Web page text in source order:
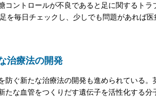
ントロールが不良であると足に関するトラ
を毎日チェックし、少しでも問題があれば
治療法の開発
ぐ新たな治療法の開発も進められている。
たな血管をつくりだす遺伝子を活性化する分